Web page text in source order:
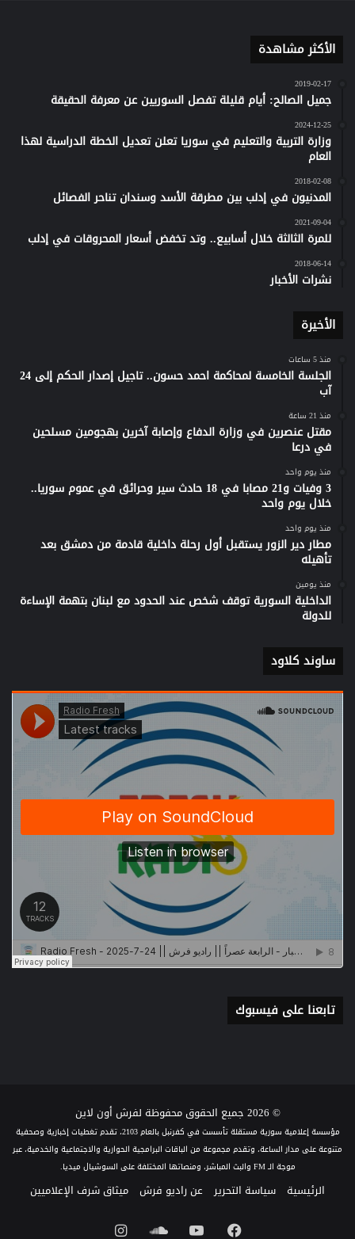
الأكثر مشاهدة
2019-02-17
جميل الصالح: أيام قليلة تفصل السوريين عن معرفة الحقيقة
2024-12-25
وزارة التربية والتعليم في سوريا تعلن تعديل الخطة الدراسية لهذا
العام
2018-02-08
المدنيون في إدلب بين مطرقة الأسد وسندان تناحر الفصائل
2021-09-04
للمرة الثالثة خلال أسابيع.. وتد تخفض أسعار المحروقات في إدلب
2018-06-14
نشرات الأخبار
الأخيرة
منذ 5 ساعات
الجلسة الخامسة لمحاكمة احمد حسون.. تاجيل إصدار الحكم إلى 24
آب
منذ 21 ساعة
مقتل عنصرين في وزارة الدفاع وإصابة آخرين بهجومين مسلحين
في درعا
منذ يوم واحد
3 وفيات و21 مصابا في 18 حادث سير وحرائق في عموم سوريا..
خلال يوم واحد
منذ يوم واحد
مطار دير الزور يستقبل أول رحلة داخلية قادمة من دمشق بعد
تأهيله
منذ يومين
الداخلية السورية توقف شخص عند الحدود مع لبنان بتهمة الإساءة
للدولة
ساوند كلاود
تابعنا على فيسبوك
© 2026 جميع الحقوق محفوظة لفرش أون لاين
مؤسسة إعلامية سورية مستقلة تأسست في كفرنبل بالعام 2103، تقدم تغطيات إخبارية وصحفية
متنوعة على مدار الساعة، وتقدم مجموعة من الباقات البرامجية الحوارية والاجتماعية والخدمية، عبر
موجة الـ FM والبث المباشر، ومنصاتها المختلفة على السوشيال ميديا.
الرئيسية سياسة التحرير عن راديو فرش ميثاق شرف الإعلاميين
فيسبوكيوتيوبساوندانستقرام